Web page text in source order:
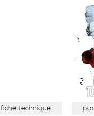
fiche technique